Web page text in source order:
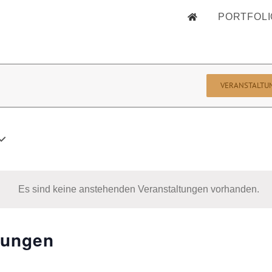
Es sind keine anstehenden Veranstaltungen vorhanden.